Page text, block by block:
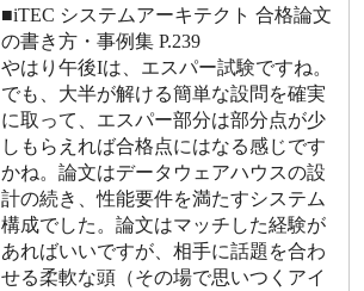
■iTEC システムアーキテクト 合格論文
の書き方・事例集 P.239
やはり午後Iは、エスパー試験ですね。
でも、大半が解ける簡単な設問を確実
に取って、エスパー部分は部分点が少
しもらえれば合格点にはなる感じです
かね。論文はデータウェアハウスの設
計の続き、性能要件を満たすシステム
構成でした。論文はマッチした経験が
あればいいですが、相手に話題を合わ
せる柔軟な頭（その場で思いつくアイ